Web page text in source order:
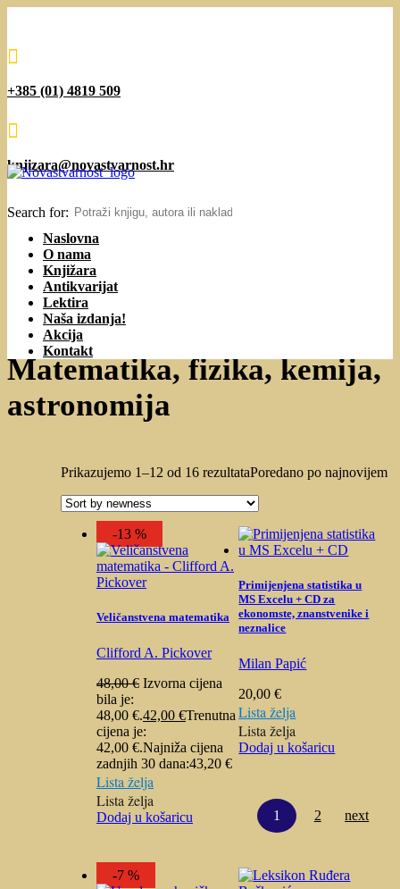

+385 (01) 4819 509

knjizara@novastvarnost.hr
Search for:
Naslovna
O nama
Knjižara
Antikvarijat
Lektira
Naša izdanja!
Akcija
Kontakt
Matematika, fizika, kemija,
astronomija
Prikazujemo 1–12 od 16 rezultataPoredano po najnovijem
-13 %
Veličanstvena matematika
Clifford A. Pickover
48,00€ Izvorna cijena
bila je:
48,00 €.42,00 €Trenutna
cijena je:
42,00 €.Najniža cijena
zadnjih 30 dana:43,20 €
Lista želja
Lista želja
Dodaj u košaricu
Primijenjena statistika u
MS Excelu + CD za
ekonomste, znanstvenike i
neznalice
Milan Papić
20,00€
Lista želja
Lista želja
Dodaj u košaricu
-7 %
1 2 next